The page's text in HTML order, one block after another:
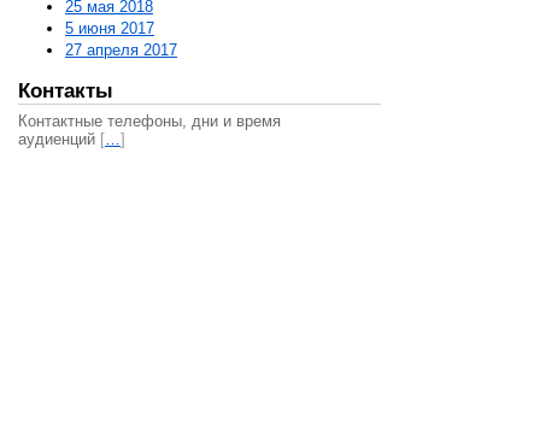
25 мая 2018
5 июня 2017
27 апреля 2017
Контакты
Контактные телефоны, дни и время
аудиенций […]